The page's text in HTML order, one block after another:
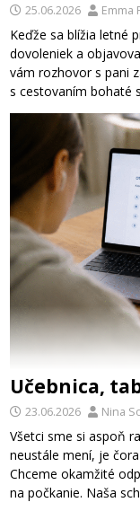
25.06.2026 Emma
Keďže sa blížia letné
dovoleniek a
vám rozhovor s pani
s cestovaním bohaté
Učebnica,
23.06.2026 Nina
Všetci sme si aspoň
neustále mení, je
Chceme okamžité
na počkanie. Naša